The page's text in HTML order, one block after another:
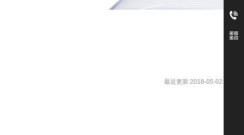
最近更新:2018-05-02